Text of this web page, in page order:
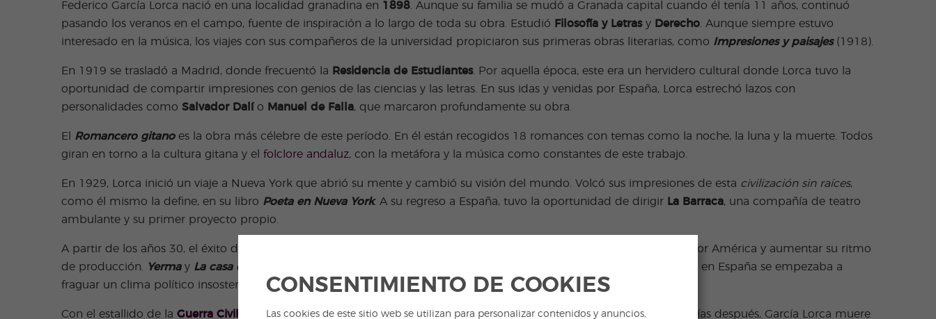
Federico García Lorca nació en una localidad granadina en 1898 . Aunque su familia se mudó a Granada capital cuando él tenía 11 años, continuó
pasando los veranos en el campo, fuente de inspiración a lo largo de toda su obra. Estudió
Filosofía y Letrasy Derecho . Aunque siempre estuvo
interesado en la música, los viajes con sus compañeros de la universidad propiciaron sus primeras obras literarias, como Impresiones y paisajes(1918).
En 1919 se trasladó a Madrid, donde frecuentó la Residencia de Estudiantes. Por aquella época, este era un hervidero cultural donde Lorca tuvo la
oportunidad de compartir impresiones con genios de las ciencias y las letras. En sus idas y venidas por España, Lorca estrechó lazos con
personalidades como Salvador Dalío Manuel de Falla, que marcaron profundamente su obra.
El Romancero gitanoes la obra más célebre de este período. En él están recogidos 18 romances con temas como la noche, la luna y la muerte. Todos
giran en torno a la cultura gitana y el folclore andaluz, con la metáfora y la música como constantes de este trabajo.
En 1929, Lorca inició un viaje a Nueva York que abrió su mente y cambió su visión del mundo. Volcó sus impresiones de esta civilización sin raíces,
como él mismo la define, en su libro Poeta en Nueva York. A su regreso a España, tuvo la oportunidad de dirigir La Barraca, una compañía de teatro
ambulante y su primer proyecto propio.
A partir de los años 30, el éxito de obras como
permitió a Lorca viajar a menudo por América y aumentar su ritmo
de producción.
Yermay La casa de Bernarda Alba
son fruto de esta época dorada para el escritor. Desgraciadamente, en España se empezaba a
fraguar un clima político insostenible que cambió el rumbo de su vida.
Con el estallido de la Guerra Civil Española, comenzó el fin del poeta, que fue arrestado enGranada en 1936. Pocos días después, García Lorca muere
CONSENTIMIENTO DE COOKIES
Las cookies de este sitio web se utilizan para personalizar contenidos y anuncios,